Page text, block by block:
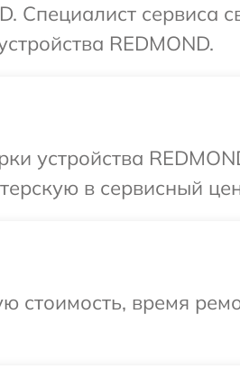
Специалист сервиса
REDMOND.
устройства
в сервисный
стоимость, время